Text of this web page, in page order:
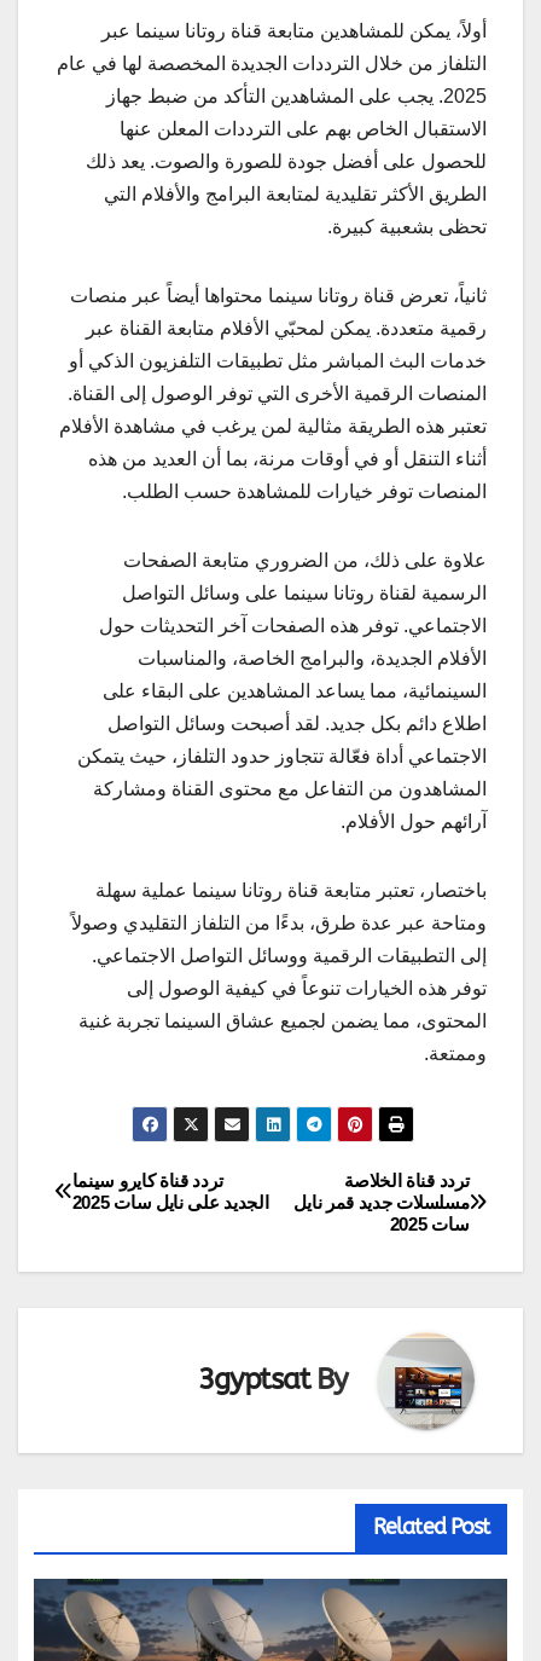
أولاً، يمكن للمشاهدين متابعة قناة روتانا سينما عبر
التلفاز من خلال الترددات الجديدة المخصصة لها في عام
2025. يجب على المشاهدين التأكد من ضبط جهاز
الاستقبال الخاص بهم على الترددات المعلن عنها
للحصول على أفضل جودة للصورة والصوت. يعد ذلك
الطريق الأكثر تقليدية لمتابعة البرامج والأفلام التي
تحظى بشعبية كبيرة.
ثانياً، تعرض قناة روتانا سينما محتواها أيضاً عبر منصات
رقمية متعددة. يمكن لمحبّي الأفلام متابعة القناة عبر
خدمات البث المباشر مثل تطبيقات التلفزيون الذكي أو
المنصات الرقمية الأخرى التي توفر الوصول إلى القناة.
تعتبر هذه الطريقة مثالية لمن يرغب في مشاهدة الأفلام
أثناء التنقل أو في أوقات مرنة، بما أن العديد من هذه
المنصات توفر خيارات للمشاهدة حسب الطلب.
علاوة على ذلك، من الضروري متابعة الصفحات
الرسمية لقناة روتانا سينما على وسائل التواصل
الاجتماعي. توفر هذه الصفحات آخر التحديثات حول
الأفلام الجديدة، والبرامج الخاصة، والمناسبات
السينمائية، مما يساعد المشاهدين على البقاء على
اطلاع دائم بكل جديد. لقد أصبحت وسائل التواصل
الاجتماعي أداة فعّالة تتجاوز حدود التلفاز، حيث يتمكن
المشاهدون من التفاعل مع محتوى القناة ومشاركة
آرائهم حول الأفلام.
باختصار، تعتبر متابعة قناة روتانا سينما عملية سهلة
ومتاحة عبر عدة طرق، بدءًا من التلفاز التقليدي وصولاً
إلى التطبيقات الرقمية ووسائل التواصل الاجتماعي.
توفر هذه الخيارات تنوعاً في كيفية الوصول إلى
المحتوى، مما يضمن لجميع عشاق السينما تجربة غنية
وممتعة.
تصفّح
المقالات
تردد قناة كايرو سينما
الجديد على نايل سات 2025
تردد قناة الخلاصة
مسلسلات جديد قمر نايل
سات 2025
By
3gyptsat
Related Post